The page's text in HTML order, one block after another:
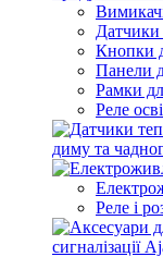
Датчики
Кнопки
Панели
Рамки
Реле
диму та
Реле і
сигналізації